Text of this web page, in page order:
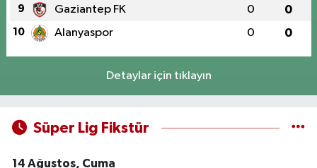
9 Gaziantep FK 0 0
10 Alanyaspor 0 0
Detaylar için tıklayın
Süper Lig Fikstür
14 Ağustos, Cuma